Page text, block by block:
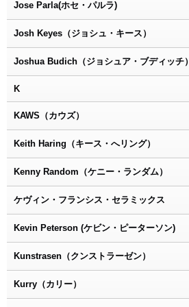
Jose Parla(ホセ・パルラ)
Josh Keyes（ジョシュ・キース）
Joshua Budich（ジョシュア・ブディッチ）
K
KAWS（カウズ）
Keith Haring（キース・へリング）
Kenny Random（ケニー・ランダム）
ケヴィン・フランシス・セラミックス
Kevin Peterson (ケビン・ピーターソン)
Kunstrasen（クンストラーゼン）
Kurry（カリー）